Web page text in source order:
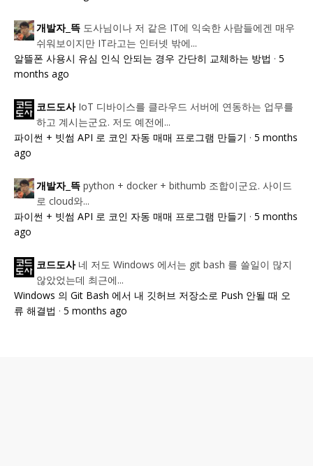
개발자_뜩 도사님이나 저 같은 IT에 익숙한 사람들에겐 매우
쉬워보이지만 IT라고는 인터넷 밖에...
알뜰폰 사용시 유심 인식 안되는 경우 간단히 교체하는 방법 · 5
months ago
코드도사 IoT 디바이스를 클라우드 서버에 연동하는 업무를
하고 계시는군요. 저도 예전에...
파이썬 + 빗썸 API 로 코인 자동 매매 프로그램 만들기 · 5 months
ago
개발자_뜩 python + docker + bithumb 조합이군요. 사이드
로 cloud와...
파이썬 + 빗썸 API 로 코인 자동 매매 프로그램 만들기 · 5 months
ago
코드도사 네 저도 Windows 에서는 git bash 를 쓸일이 많지
않았었는데 최근에...
Windows 의 Git Bash 에서 내 깃허브 저장소로 Push 안될 때 오
류 해결법 · 5 months ago